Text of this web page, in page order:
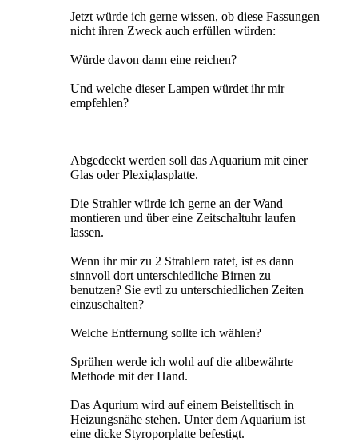
Jetzt würde ich gerne wissen, ob diese Fassungen
nicht ihren Zweck auch erfüllen würden:
Würde davon dann eine reichen?
Und welche dieser Lampen würdet ihr mir
empfehlen?
Abgedeckt werden soll das Aquarium mit einer
Glas oder Plexiglasplatte.
Die Strahler würde ich gerne an der Wand
montieren und über eine Zeitschaltuhr laufen
lassen.
Wenn ihr mir zu 2 Strahlern ratet, ist es dann
sinnvoll dort unterschiedliche Birnen zu
benutzen? Sie evtl zu unterschiedlichen Zeiten
einzuschalten?
Welche Entfernung sollte ich wählen?
Sprühen werde ich wohl auf die altbewährte
Methode mit der Hand.
Das Aqurium wird auf einem Beistelltisch in
Heizungsnähe stehen. Unter dem Aquarium ist
eine dicke Styroporplatte befestigt.